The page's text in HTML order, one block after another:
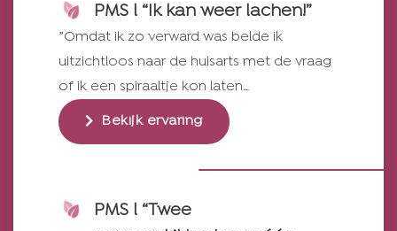
PMS l “Ik kan weer lachen!”
”Omdat ik zo verward was belde ik
uitzichtloos naar de huisarts met de vraag
of ik een spiraaltje kon laten…
Bekijk ervaring
PMS l “Twee